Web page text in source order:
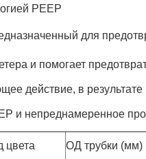
PEEP
для
и помогает
действие, в
и непреднамеренное
цвета ОД трубки (мм)